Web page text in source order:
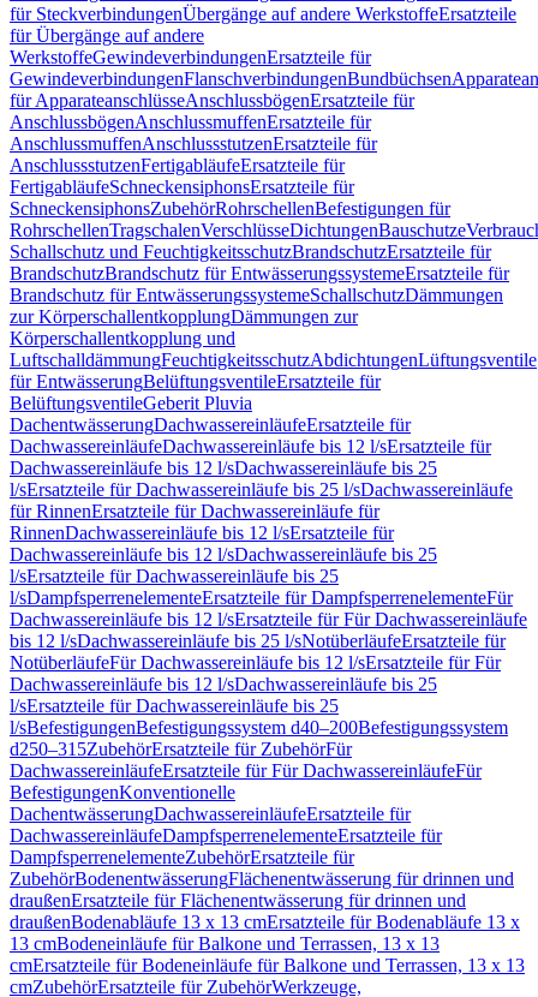
für SteckverbindungenÜbergänge auf andere WerkstoffeErsatzteile
für Übergänge auf andere
WerkstoffeGewindeverbindungenErsatzteile für
GewindeverbindungenFlanschverbindungenBundbüchsen
für ApparateanschlüsseAnschlussbögenErsatzteile für
AnschlussbögenAnschlussmuffenErsatzteile für
AnschlussmuffenAnschlussstutzenErsatzteile für
AnschlussstutzenFertigabläufeErsatzteile für
FertigabläufeSchneckensiphonsErsatzteile für
SchneckensiphonsZubehörRohrschellenBefestigungen für
RohrschellenTragschalenVerschlüsseDichtungenBauschutze
Schallschutz und FeuchtigkeitsschutzBrandschutzErsatzteile für
BrandschutzBrandschutz für EntwässerungssystemeErsatzteile für
Brandschutz für EntwässerungssystemeSchallschutzDämmungen
zur KörperschallentkopplungDämmungen zur
Körperschallentkopplung und
LuftschalldämmungFeuchtigkeitsschutzAbdichtungenLüftungsventile
für EntwässerungBelüftungsventileErsatzteile für
BelüftungsventileGeberit Pluvia
DachentwässerungDachwassereinläufeErsatzteile für
DachwassereinläufeDachwassereinläufe bis 12 l/sErsatzteile für
Dachwassereinläufe bis 12 l/sDachwassereinläufe bis 25
l/sErsatzteile für Dachwassereinläufe bis 25 l/sDachwassereinläufe
für RinnenErsatzteile für Dachwassereinläufe für
RinnenDachwassereinläufe bis 12 l/sErsatzteile für
Dachwassereinläufe bis 12 l/sDachwassereinläufe bis 25
l/sErsatzteile für Dachwassereinläufe bis 25
l/sDampfsperrenelementeErsatzteile für DampfsperrenelementeFür
Dachwassereinläufe bis 12 l/sErsatzteile für Für Dachwassereinläufe
bis 12 l/sDachwassereinläufe bis 25 l/sNotüberläufeErsatzteile für
NotüberläufeFür Dachwassereinläufe bis 12 l/sErsatzteile für Für
Dachwassereinläufe bis 12 l/sDachwassereinläufe bis 25
l/sErsatzteile für Dachwassereinläufe bis 25
l/sBefestigungenBefestigungssystem d40–200Befestigungssystem
d250–315ZubehörErsatzteile für ZubehörFür
DachwassereinläufeErsatzteile für Für DachwassereinläufeFür
BefestigungenKonventionelle
DachentwässerungDachwassereinläufeErsatzteile für
DachwassereinläufeDampfsperrenelementeErsatzteile für
DampfsperrenelementeZubehörErsatzteile für
ZubehörBodenentwässerungFlächenentwässerung für drinnen und
draußenErsatzteile für Flächenentwässerung für drinnen und
draußenBodenabläufe 13 x 13 cmErsatzteile für Bodenabläufe 13 x
13 cmBodeneinläufe für Balkone und Terrassen, 13 x 13
cmErsatzteile für Bodeneinläufe für Balkone und Terrassen, 13 x 13
cmZubehörErsatzteile für ZubehörWerkzeuge,